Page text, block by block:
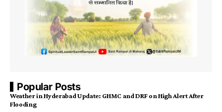
Popular Posts
Weather in Hyderabad Update: GHMC and DRF on High Alert After
Flooding